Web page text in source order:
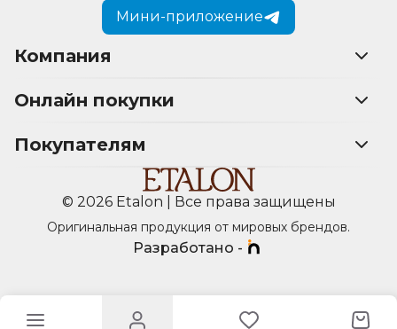
Мини-приложение
Компания
Онлайн покупки
Покупателям
© 2026 Etalon | Все права защищены
Оригинальная продукция от мировых брендов.
Разработано -